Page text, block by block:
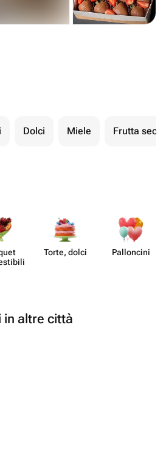
Dolci Miele Frutta
Torte, dolci Pall​oncini
in altre città